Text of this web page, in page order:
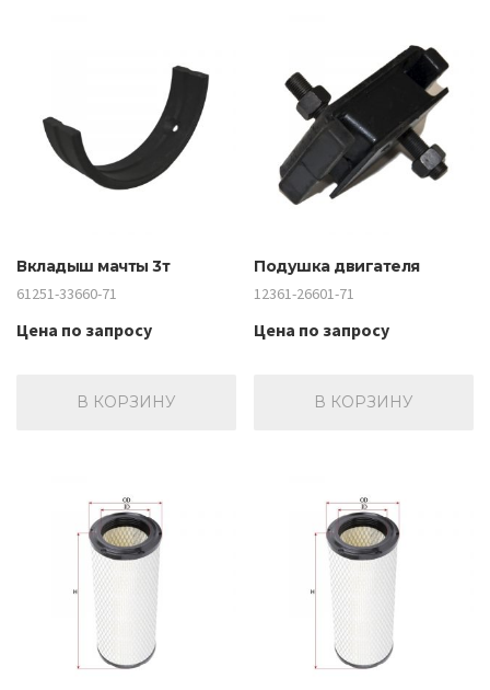
Вкладыш мачты 3т
61251-33660-71
Цена по запросу
В КОРЗИНУ
Подушка двигателя
12361-26601-71
Цена по запросу
В КОРЗИНУ